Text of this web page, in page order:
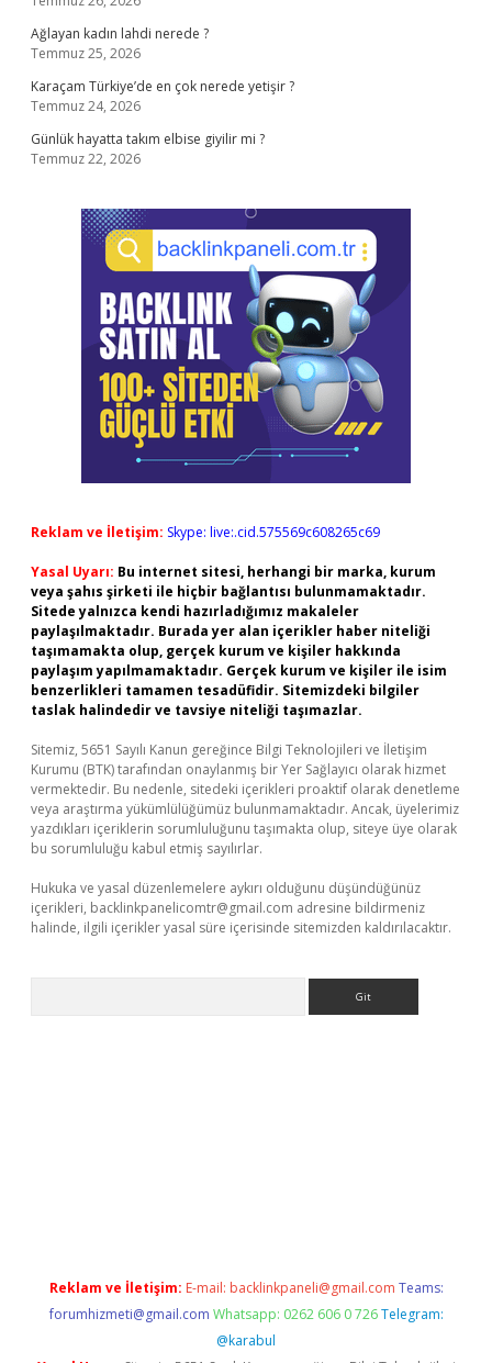
Ağlayan kadın lahdi nerede ?
Temmuz 25, 2026
Karaçam Türkiye’de en çok nerede yetişir ?
Temmuz 24, 2026
Günlük hayatta takım elbise giyilir mi ?
Temmuz 22, 2026
Reklam ve İletişim: Skype: live:.cid.575569c608265c69
Yasal Uyarı: Bu internet sitesi, herhangi bir marka, kurum
veya şahıs şirketi ile hiçbir bağlantısı bulunmamaktadır.
Sitede yalnızca kendi hazırladığımız makaleler
paylaşılmaktadır. Burada yer alan içerikler haber niteliği
taşımamakta olup, gerçek kurum ve kişiler hakkında
paylaşım yapılmamaktadır. Gerçek kurum ve kişiler ile isim
benzerlikleri tamamen tesadüfidir. Sitemizdeki bilgiler
taslak halindedir ve tavsiye niteliği taşımazlar.
Sitemiz, 5651 Sayılı Kanun gereğince Bilgi Teknolojileri ve İletişim
Kurumu (BTK) tarafından onaylanmış bir Yer Sağlayıcı olarak hizmet
vermektedir. Bu nedenle, sitedeki içerikleri proaktif olarak denetleme
veya araştırma yükümlülüğümüz bulunmamaktadır. Ancak, üyelerimiz
yazdıkları içeriklerin sorumluluğunu taşımakta olup, siteye üye olarak
bu sorumluluğu kabul etmiş sayılırlar.
Hukuka ve yasal düzenlemelere aykırı olduğunu düşündüğünüz
içerikleri, backlinkpanelicomtr@gmail.com adresine bildirmeniz
halinde, ilgili içerikler yasal süre içerisinde sitemizden kaldırılacaktır.
Reklam ve İletişim: E-mail: backlinkpaneli@gmail.com Teams:
forumhizmeti@gmail.com Whatsapp: 0262 606 0 726 Telegram:
@karabul